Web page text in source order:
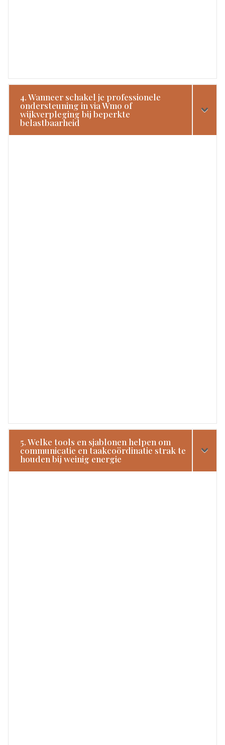
4. Wanneer schakel je professionele
ondersteuning in via Wmo of
wijkverpleging bij beperkte
belastbaarheid
5. Welke tools en sjablonen helpen om
communicatie en taakcoördinatie strak te
houden bij weinig energie